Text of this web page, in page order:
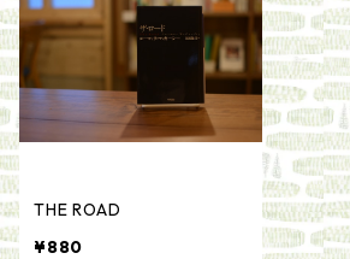
THE ROAD
¥880